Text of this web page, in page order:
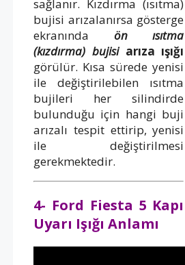
sağlanır. Kızdırma (ısıtma)
bujisi arızalanırsa gösterge
ekranında ön ısıtma
(kızdırma) bujisi arıza ışığı
görülür. Kısa sürede yenisi
ile değiştirilebilen ısıtma
bujileri her silindirde
bulunduğu için hangi buji
arızalı tespit ettirip, yenisi
ile değiştirilmesi
gerekmektedir.
4- Ford Fiesta 5 Kapı
Uyarı Işığı Anlamı